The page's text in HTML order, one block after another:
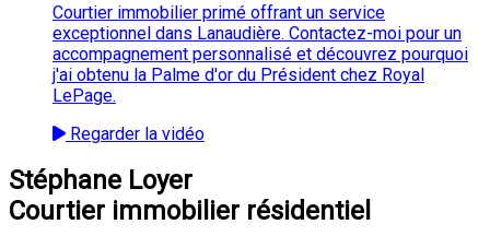
Courtier immobilier primé offrant un service
exceptionnel dans Lanaudière. Contactez-moi pour un
accompagnement personnalisé et découvrez pourquoi
j'ai obtenu la Palme d'or du Président chez Royal
LePage.
Regarder la vidéo
Stéphane Loyer
Courtier immobilier résidentiel